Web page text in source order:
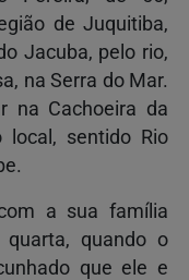
de Juquitiba,
Jacuba, pelo rio,
na Serra do Mar.
na Cachoeira da
local, sentido Rio
a sua família
quando o
que ele e